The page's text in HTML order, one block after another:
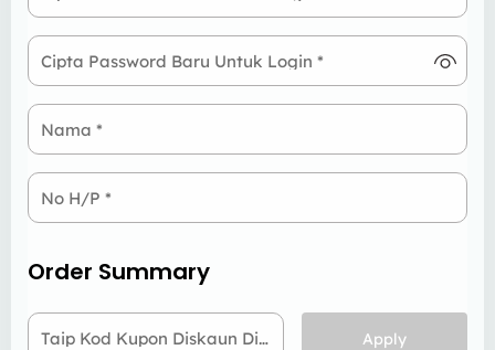
Cipta Password Baru Untuk Login *
Nama *
No H/P *
Order Summary
Taip Kod Kupon Diskaun Di Sini Apply